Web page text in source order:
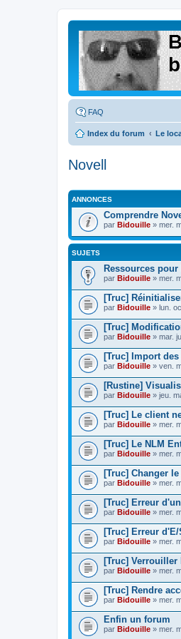
FAQ
Index du forum Le
Novell
ANNONCES
Comprendre
par Bidouille » mer.
SUJETS
Ressources pour
par Bidouille » mer.
[Truc]
par Bidouille » lun.
[Truc]
par Bidouille » mar.
[Truc] Import
par Bidouille » ven.
[Rustine]
par Bidouille » jeu.
[Truc] Le client
par Bidouille » mer.
[Truc] Le NLM
par Bidouille » mer.
[Truc] Changer
par Bidouille » mer.
[Truc] Erreur
par Bidouille » mer.
[Truc] Erreur d'E/
par Bidouille » mer.
[Truc] Verrouiller
par Bidouille » mer.
[Truc] Rendre
par Bidouille » mer.
Enfin un forum
par Bidouille » mer.